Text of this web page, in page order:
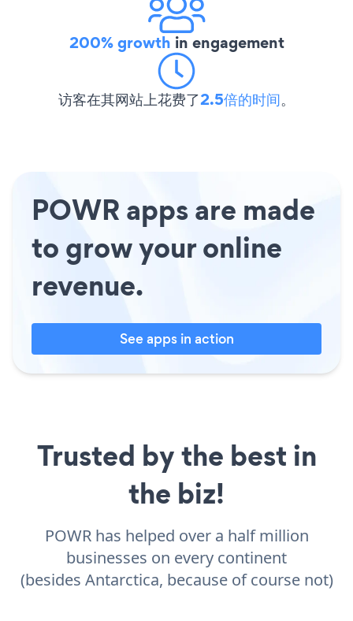
200% growth in engagement
访客在其网站上花费了2.5倍的时间。
POWR apps are made
to grow your online
revenue.
See apps in action
Trusted by the best in
the biz!
POWR has helped over a half million
businesses on every continent
(besides Antarctica, because of course not)